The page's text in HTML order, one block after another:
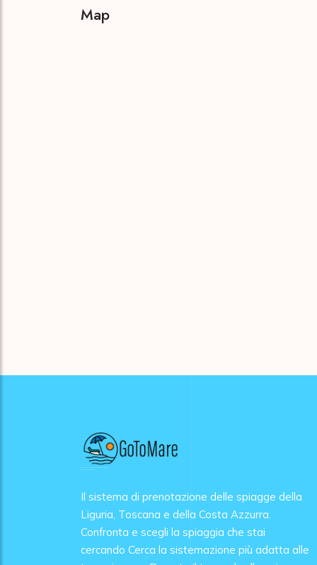
Map
Il sistema di prenotazione delle spiagge della
Liguria, Toscana e della Costa Azzurra.
Confronta e scegli la spiaggia che stai
cercando Cerca la sistemazione più adatta alle